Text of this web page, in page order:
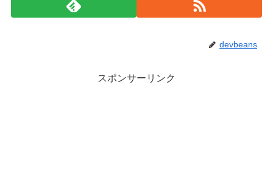
devbeans
スポンサーリンク